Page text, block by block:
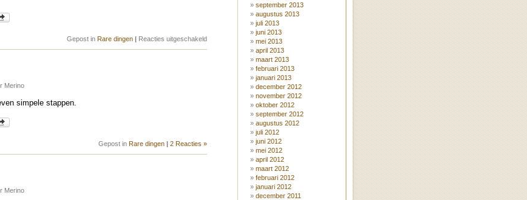
Gepost in Rare dingen Reacties uitgeschakeldvoor
Merino
simpele stappen.
Gepost in Rare dingen 2 Reacties »
Merino
september 2013
augustus 2013
juli 2013
juni 2013
mei 2013
april 2013
maart 2013
februari 2013
januari 2013
december 2012
november 2012
oktober 2012
september 2012
augustus 2012
juli 2012
juni 2012
mei 2012
april 2012
maart 2012
februari 2012
januari 2012
december 2011